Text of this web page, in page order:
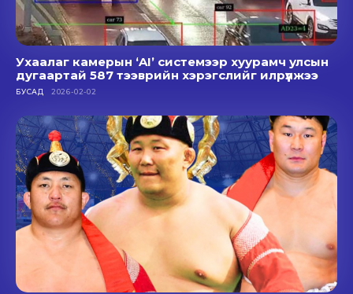
Ухаалаг камерын ‘AI’ системээр хуурамч улсын
дугаартай 587 тээврийн хэрэгслийг илрүүлжээ
БУСАД 2026-02-02